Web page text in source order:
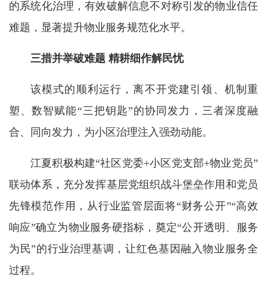
的系统化治理，有效破解信息不对称引发的物业信任
难题，显著提升物业服务规范化水平。
三措并举破难题 精耕细作解民忧
该模式的顺利运行，离不开党建引领、机制重
塑、数智赋能“三把钥匙”的协同发力，三者深度融
合、同向发力，为小区治理注入强劲动能。
江夏积极构建“社区党委+小区党支部+物业党员”
联动体系，充分发挥基层党组织战斗堡垒作用和党员
先锋模范作用，从行业监管层面将“财务公开”“高效
响应”确立为物业服务硬指标，奠定“公开透明、服务
为民”的行业治理基调，让红色基因融入物业服务全
过程。